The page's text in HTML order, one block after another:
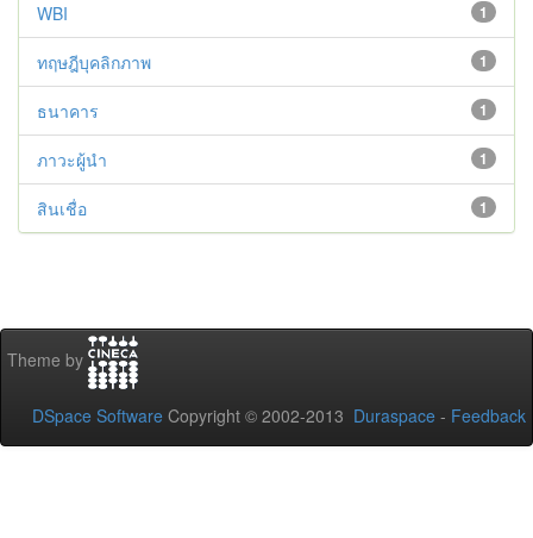
1
WBI
1
ทฤษฎีบุคลิกภาพ
1
ธนาคาร
1
ภาวะผู้นำ
1
สินเชื่อ
Theme by
DSpace Software Copyright © 2002-2013 Duraspace - Feedback